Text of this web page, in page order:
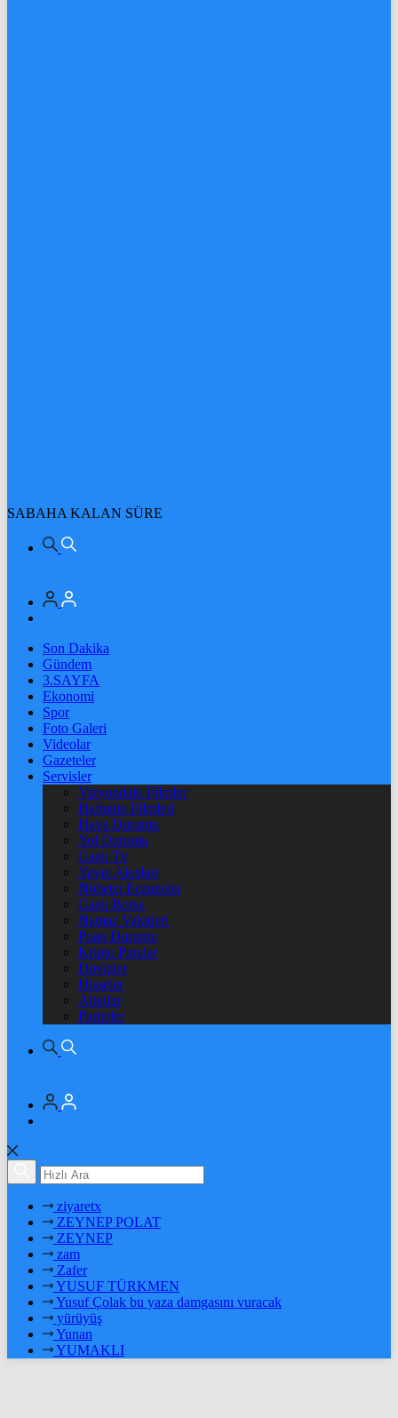
SABAHA KALAN SÜRE
Son Dakika
Gündem
3.SAYFA
Ekonomi
Spor
Foto Galeri
Videolar
Gazeteler
Servisler
Vizyondaki Filmler
Haftanin Filmleri
Hava Durumu
Yol Durumu
Canlı Tv
Yayın Akışları
Nöbetçi Eczaneler
Canlı Borsa
Namaz Vakitleri
Puan Durumu
Kripto Paralar
Dövizler
Hisseler
Altınlar
Pariteler
ziyaretx
ZEYNEP POLAT
ZEYNEP
zam
Zafer
YUSUF TÜRKMEN
Yusuf Çolak bu yaza damgasını vuracak
yürüyüş
Yunan
YUMAKLI